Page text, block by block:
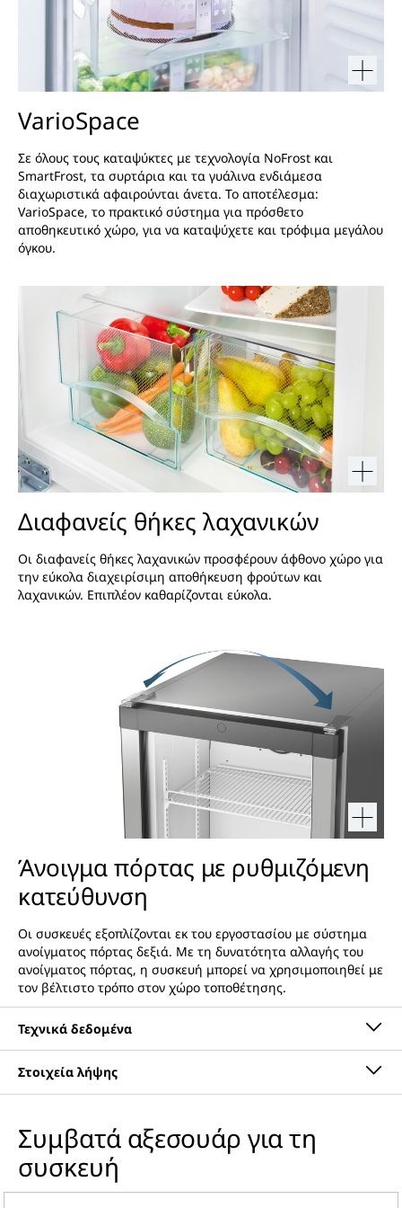
VarioSpace
Σε όλους τους καταψύκτες με τεχνολογία NoFrost και
SmartFrost, τα συρτάρια και τα γυάλινα ενδιάμεσα
διαχωριστικά αφαιρούνται άνετα. Το αποτέλεσμα:
VarioSpace, το πρακτικό σύστημα για πρόσθετο
αποθηκευτικό χώρο, για να καταψύχετε και τρόφιμα μεγάλου
όγκου.
Διαφανείς θήκες λαχανικών
Οι διαφανείς θήκες λαχανικών προσφέρουν άφθονο χώρο για
την εύκολα διαχειρίσιμη αποθήκευση φρούτων και
λαχανικών. Επιπλέον καθαρίζονται εύκολα.
Άνοιγμα πόρτας με ρυθμιζόμενη
κατεύθυνση
Οι συσκευές εξοπλίζονται εκ του εργοστασίου με σύστημα
ανοίγματος πόρτας δεξιά. Με τη δυνατότητα αλλαγής του
ανοίγματος πόρτας, η συσκευή μπορεί να χρησιμοποιηθεί με
τον βέλτιστο τρόπο στον χώρο τοποθέτησης.
Ομάδα προϊόντος
Οδηγίες χρήσης
Συμβατά αξεσουάρ για τη
συσκευή